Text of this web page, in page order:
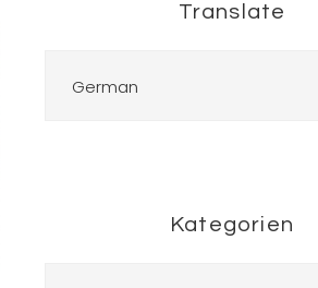
Translate
Kategorien